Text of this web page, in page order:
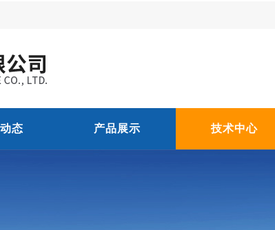
态 产品展示 技术中心